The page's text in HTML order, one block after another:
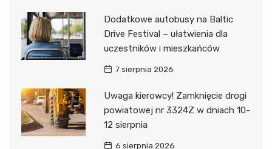
Dodatkowe autobusy na Baltic
Drive Festival – ułatwienia dla
uczestników i mieszkańców
7 sierpnia 2026
Uwaga kierowcy! Zamknięcie drogi
powiatowej nr 3324Z w dniach 10-
12 sierpnia
6 sierpnia 2026